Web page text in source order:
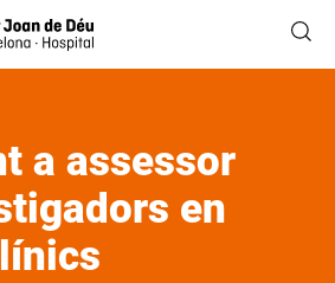
a assessor
en